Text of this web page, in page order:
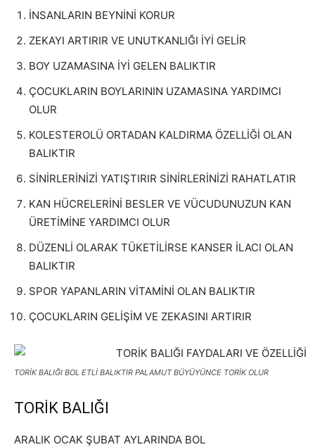
İNSANLARIN BEYNİNİ KORUR
ZEKAYI ARTIRIR VE UNUTKANLIĞI İYİ GELİR
BOY UZAMASINA İYİ GELEN BALIKTIR
ÇOCUKLARIN BOYLARININ UZAMASINA YARDIMCI
OLUR
KOLESTEROLÜ ORTADAN KALDIRMA ÖZELLİĞİ OLAN
BALIKTIR
SİNİRLERİNİZİ YATIŞTIRIR SİNİRLERİNİZİ RAHATLATIR
KAN HÜCRELERİNİ BESLER VE VÜCUDUNUZUN KAN
ÜRETİMİNE YARDIMCI OLUR
DÜZENLİ OLARAK TÜKETİLİRSE KANSER İLACI OLAN
BALIKTIR
SPOR YAPANLARIN VİTAMİNİ OLAN BALIKTIR
ÇOCUKLARIN GELİŞİM VE ZEKASINI ARTIRIR
TORİK BALIĞI BOL ETLİ BALIKTIR PALAMUT BÜYÜYÜNCE TORİK OLUR
TORİK BALIĞI
ARALIK OCAK ŞUBAT AYLARINDA BOL